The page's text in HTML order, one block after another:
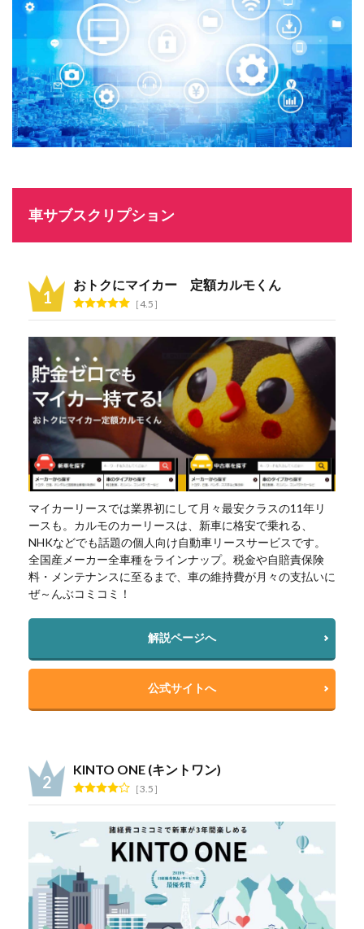
車サブスクリプション
おトクにマイカー 定額カルモくん
4.5
マイカーリースでは業界初にして月々最安クラスの11年リ
ースも。カルモのカーリースは、新車に格安で乗れる、
NHKなどでも話題の個人向け自動車リースサービスです。
全国産メーカー全車種をラインナップ。税金や自賠責保険
料・メンテナンスに至るまで、車の維持費が月々の支払いに
ぜ～んぶコミコミ！
解説ページへ
公式サイトへ
KINTO ONE (キントワン)
3.5